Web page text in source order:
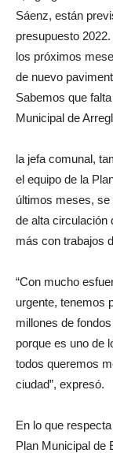
Sáenz, están
presupuesto
los próximos
de nuevo
Sabemos que
Municipal de
la jefa comunal,
el equipo de la
últimos meses,
de alta circulación
más con trabajos
“Con mucho
urgente, tenemos
millones de
porque es uno de
todos queremos
ciudad”, expresó.
En lo que
Plan Municipal de